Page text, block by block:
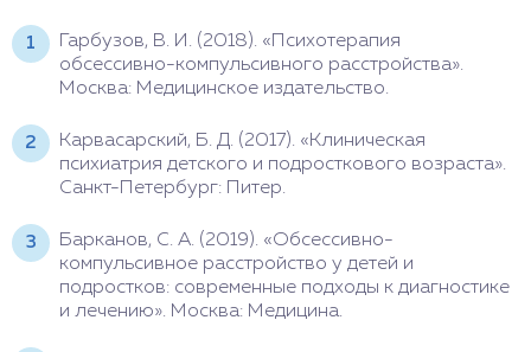
Гарбузов, В. И. (2018). «Психотерапия
обсессивно-компульсивного расстройства».
Москва: Медицинское издательство.
Карвасарский, Б. Д. (2017). «Клиническая
психиатрия детского и подросткового возраста».
Санкт-Петербург: Питер.
Барканов, С. А. (2019). «Обсессивно-
компульсивное расстройство у детей и
подростков: современные подходы к диагностике
и лечению». Москва: Медицина.